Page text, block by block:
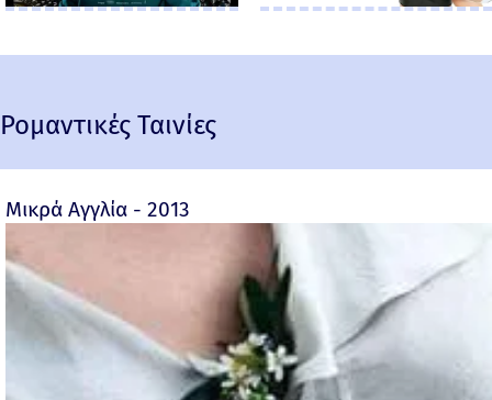
Ρομαντικές Ταινίες
Μικρά Αγγλία - 2013